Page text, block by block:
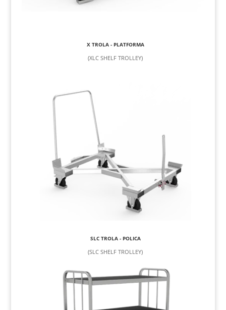
X TROLA - PLATFORMA
(XLC SHELF TROLLEY)
SLC TROLA - POLICA
(SLC SHELF TROLLEY)